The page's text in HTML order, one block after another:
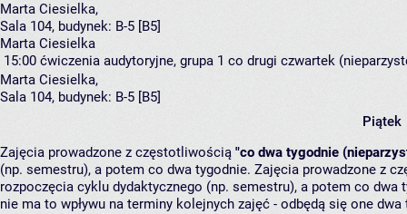
Marta Ciesielka,
Sala 104, budynek: B-5 [B5]
Marta Ciesielka
15:00 ćwiczenia audytoryjne, grupa 1 co drugi czwartek
Marta Ciesielka,
Sala 104, budynek: B-5 [B5]
Piątek
Zajęcia prowadzone z częstotliwością "co dwa tygodnie
(np. semestru), a potem co dwa tygodnie. Zajęcia prowadzone z
rozpoczęcia cyklu dydaktycznego (np. semestru), a potem co
nie ma to wpływu na terminy kolejnych zajęć - odbędą się one